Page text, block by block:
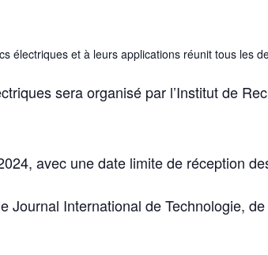
électriques et à leurs applications réunit tous les
sera organisé par l’Institut de
avec une date limite de réception
Journal International de Technologie,